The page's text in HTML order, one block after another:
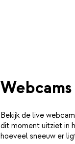
Bekijk de live
dit moment uitziet in
hoeveel sneeuw er